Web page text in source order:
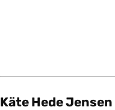
Käte Hede Jen­sen